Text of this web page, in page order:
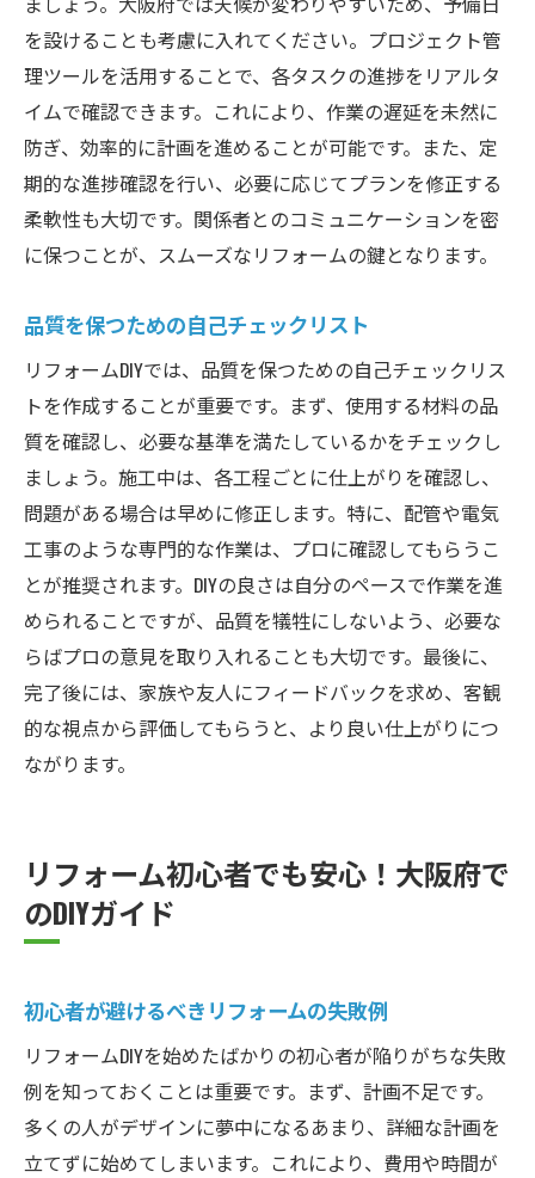
を設けることも考慮に入れてください。プロジェクト管
理ツールを活用することで、各タスクの進捗をリアルタ
イムで確認できます。これにより、作業の遅延を未然に
防ぎ、効率的に計画を進めることが可能です。また、定
期的な進捗確認を行い、必要に応じてプランを修正する
柔軟性も大切です。関係者とのコミュニケーションを密
に保つことが、スムーズなリフォームの鍵となります。
品質を保つための自己チェックリスト
リフォームDIYでは、品質を保つための自己チェックリス
トを作成することが重要です。まず、使用する材料の品
質を確認し、必要な基準を満たしているかをチェックし
ましょう。施工中は、各工程ごとに仕上がりを確認し、
問題がある場合は早めに修正します。特に、配管や電気
工事のような専門的な作業は、プロに確認してもらうこ
とが推奨されます。DIYの良さは自分のペースで作業を進
められることですが、品質を犠牲にしないよう、必要な
らばプロの意見を取り入れることも大切です。最後に、
完了後には、家族や友人にフィードバックを求め、客観
的な視点から評価してもらうと、より良い仕上がりにつ
ながります。
リフォーム初心者でも安心！大阪府で
のDIYガイド
初心者が避けるべきリフォームの失敗例
リフォームDIYを始めたばかりの初心者が陥りがちな失敗
例を知っておくことは重要です。まず、計画不足です。
多くの人がデザインに夢中になるあまり、詳細な計画を
立てずに始めてしまいます。これにより、費用や時間が